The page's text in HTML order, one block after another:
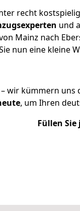
recht
und
Mainz nach
nun eine kleine
wir kümmern
, um Ihren
Füllen